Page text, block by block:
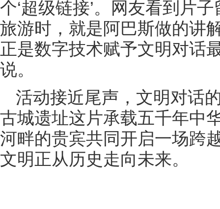
个‘超级链接’。网友看到片
旅游时，就是阿巴斯做的讲
正是数字技术赋予文明对话
说。
活动接近尾声，文明对话
古城遗址这片承载五千年中
河畔的贵宾共同开启一场跨
文明正从历史走向未来。